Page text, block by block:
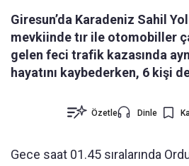
Giresun’da Karadeniz Sahil
mevkiinde tır ile otomobiller
gelen feci trafik kazasında
hayatını kaybederken, 6 kişi
Özetle Dinle
Gece saat 01.45 sıralarında